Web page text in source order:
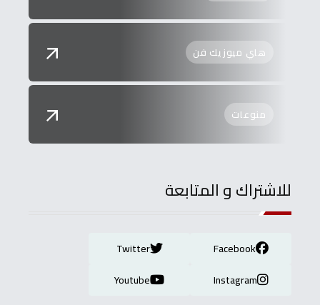
هاي ميوزيك فن
منوعات
للاشتراك و المتابعة
Facebook
Twitter
Instagram
Youtube